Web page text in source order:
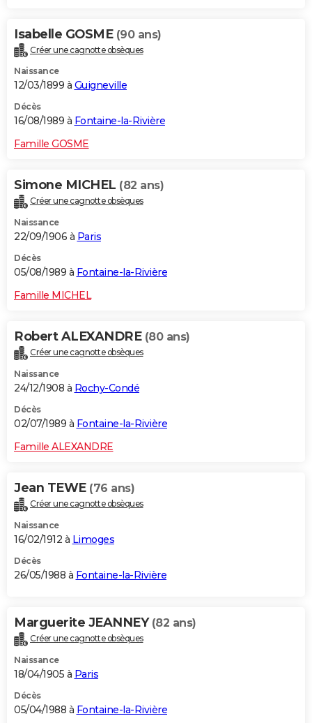
Isabelle GOSME (90 ans)
Créer une cagnotte obsèques
Naissance
12/03/1899 à Guigneville
Décès
16/08/1989 à Fontaine-la-Rivière
Famille GOSME
Simone MICHEL (82 ans)
Créer une cagnotte obsèques
Naissance
22/09/1906 à Paris
Décès
05/08/1989 à Fontaine-la-Rivière
Famille MICHEL
Robert ALEXANDRE (80 ans)
Créer une cagnotte obsèques
Naissance
24/12/1908 à Rochy-Condé
Décès
02/07/1989 à Fontaine-la-Rivière
Famille ALEXANDRE
Jean TEWE (76 ans)
Créer une cagnotte obsèques
Naissance
16/02/1912 à Limoges
Décès
26/05/1988 à Fontaine-la-Rivière
Marguerite JEANNEY (82 ans)
Créer une cagnotte obsèques
Naissance
18/04/1905 à Paris
Décès
05/04/1988 à Fontaine-la-Rivière